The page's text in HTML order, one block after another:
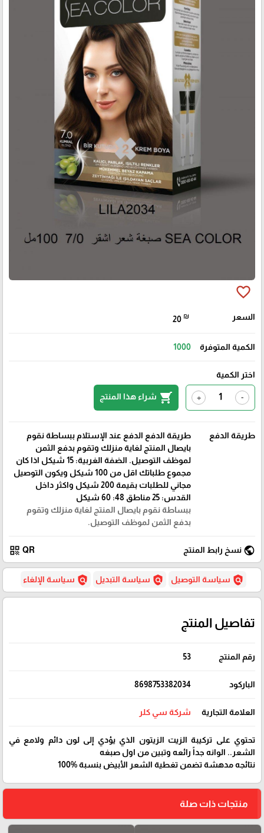
favorite_border
السعر 20 ₪
الكمية المتوفرة 1000
اختر الكمية
-
+
shopping_cart شراء هذا المنتج
طريقة الدفع
طريقة الدفع الدفع عند الإستلام ببساطة نقوم
بايصال المنتج لغاية منزلك وتقوم بدفع الثمن
لموظف التوصيل. الضفة الغربية: 15 شيكل اذا كان
مجموع طلباتك اقل من 100 شيكل ويكون التوصيل
مجاني للطلبات بقيمة 200 شيكل واكثر داخل
القدس: 25 مناطق 48: 60 شيكل
ببساطة نقوم بايصال المنتج لغاية منزلك وتقوم
بدفع الثمن لموظف التوصيل.
public نسخ رابط المنتج QR
qr_code
policy سياسة التوصيل policy سياسة التبديل policy سياسة الإلغاء
تفاصيل المنتج
رقم المنتج 53
الباركود 8698753382034
العلامة التجارية شركة سي كلر
تحتوي على تركيبة الزيت الزيتون الذي يؤدي إلى لون دائم ولامع في
الشعر.. الوانه جداً رائعه وتبين من اول صبغه
نتائجه مدهشة تضمن تغطية الشعر الأبيض بنسبة %100
منتجات ذات صلة